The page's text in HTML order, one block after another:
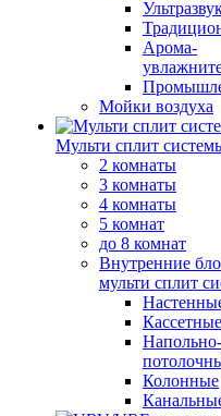
Арома-
Мойки воздуха
Мульти сплит
2 комнаты
3 комнаты
4 комнаты
5 комнат
до 8 комнат
Внутренние
мульти сплит
Кассетные
Напольно-
Колонные